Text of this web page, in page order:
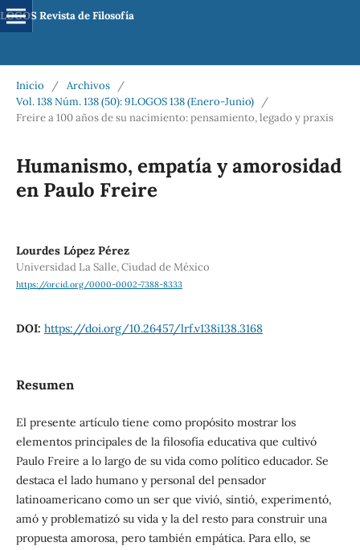
LOGOS Revista de Filosofía
Inicio / Archivos
/
Vol. 138 Núm. 138 (50): 9LOGOS 138 (Enero-Junio)
/
Freire a 100 años de su nacimiento: pensamiento, legado y praxis
Humanismo, empatía y amorosidad
en Paulo Freire
Lourdes López Pérez
Universidad La Salle, Ciudad de México
https://orcid.org/0000-0002-7388-8333
DOI: https://doi.org/10.26457/lrf.v138i138.3168
Resumen
El presente artículo tiene como propósito mostrar los
elementos principales de la filosofía educativa que cultivó
Paulo Freire a lo largo de su vida como político educador. Se
destaca el lado humano y personal del pensador
latinoamericano como un ser que vivió, sintió, experimentó,
amó y problematizó su vida y la del resto para construir una
propuesta amorosa, pero también empática. Para ello, se